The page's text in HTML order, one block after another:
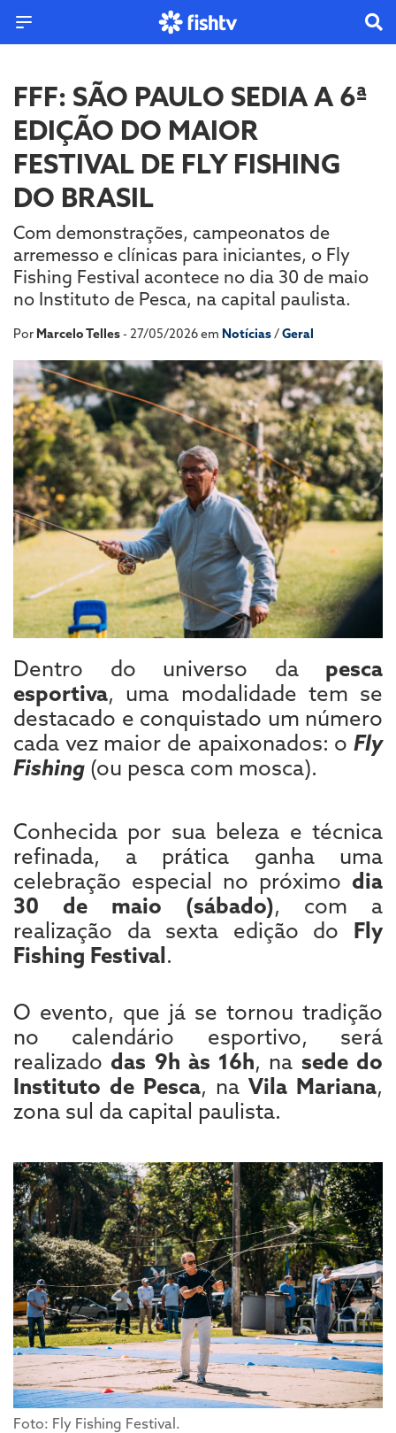
FFF: SÃO PAULO SEDIA A 6ª
EDIÇÃO DO MAIOR
FESTIVAL DE FLY FISHING
DO BRASIL
Com demonstrações, campeonatos de
arremesso e clínicas para iniciantes, o Fly
Fishing Festival acontece no dia 30 de maio
no Instituto de Pesca, na capital paulista.
Por Marcelo Telles- 27/05/2026 em Notícias/Geral
Dentro do universo da pesca
esportiva, uma modalidade tem se
destacado e conquistado um número
cada vez maior de apaixonados: o Fly
Fishing (ou pesca com mosca).
Conhecida por sua beleza e técnica
refinada, a prática ganha uma
celebração especial no próximo dia
30 de maio (sábado), com a
realização da sexta edição do Fly
Fishing Festival.
O evento, que já se tornou tradição
no calendário esportivo, será
realizado das 9h às 16h, na sede do
Instituto de Pesca, na Vila Mariana,
zona sul da capital paulista.
Foto: Fly Fishing Festival.